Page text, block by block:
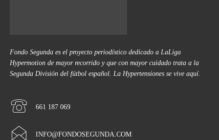
Fondo Segunda es el proyecto periodístico dedicado a LaLiga
Hypermotion de mayor recorrido y que con mayor cuidado trata a la
Segunda División del fútbol español. La Hypertensiones se vive aquí.
661 187 069
INFO@FONDOSEGUNDA.COM